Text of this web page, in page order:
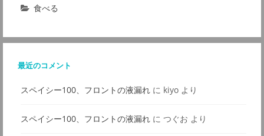
食べる
最近のコメント
スペイシー100、フロントの液漏れ に kiyo より
スペイシー100、フロントの液漏れ に つぐお より